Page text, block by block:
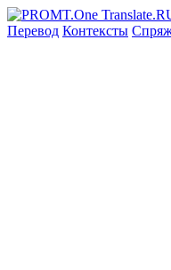
Перевод Контексты